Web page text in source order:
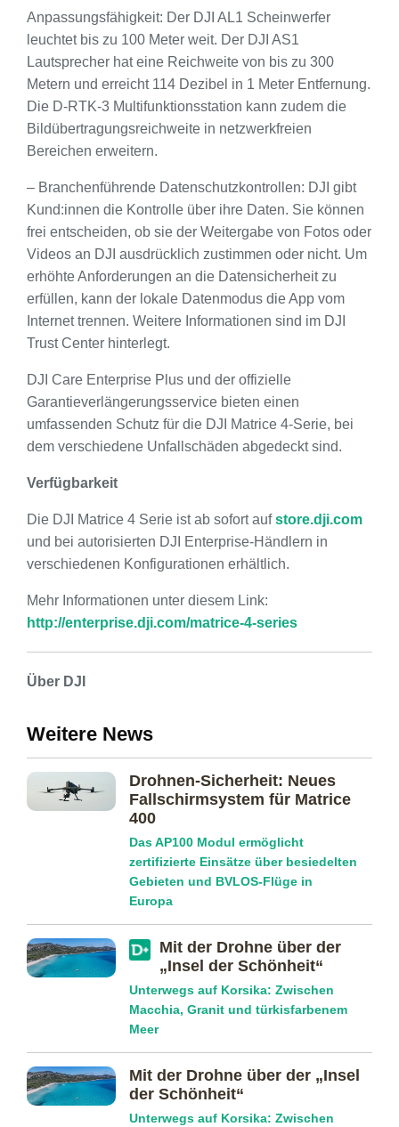
Anpassungsfähigkeit: Der DJI AL1 Scheinwerfer
leuchtet bis zu 100 Meter weit. Der DJI AS1
Lautsprecher hat eine Reichweite von bis zu 300
Metern und erreicht 114 Dezibel in 1 Meter Entfernung.
Die D-RTK-3 Multifunktionsstation kann zudem die
Bildübertragungsreichweite in netzwerkfreien
Bereichen erweitern.
– Branchenführende Datenschutzkontrollen: DJI gibt
Kund:innen die Kontrolle über ihre Daten. Sie können
frei entscheiden, ob sie der Weitergabe von Fotos oder
Videos an DJI ausdrücklich zustimmen oder nicht. Um
erhöhte Anforderungen an die Datensicherheit zu
erfüllen, kann der lokale Datenmodus die App vom
Internet trennen. Weitere Informationen sind im DJI
Trust Center hinterlegt.
DJI Care Enterprise Plus und der offizielle
Garantieverlängerungsservice bieten einen
umfassenden Schutz für die DJI Matrice 4-Serie, bei
dem verschiedene Unfallschäden abgedeckt sind.
Verfügbarkeit
Die DJI Matrice 4 Serie ist ab sofort aufstore.dji.com
und bei autorisierten DJI Enterprise-Händlern in
verschiedenen Konfigurationen erhältlich.
Mehr Informationen unter diesem Link:
http://enterprise.dji.com/matrice-4-series
Über DJI
Weitere News
Drohnen-Sicherheit: Neues
Fallschirmsystem für Matrice
400
Das AP100 Modul ermöglicht
zertifizierte Einsätze über besiedelten
Gebieten und BVLOS-Flüge in
Europa
Mit der Drohne über der
„Insel der Schönheit“
Unterwegs auf Korsika: Zwischen
Macchia, Granit und türkisfarbenem
Meer
Mit der Drohne über der „Insel
der Schönheit“
Unterwegs auf Korsika: Zwischen